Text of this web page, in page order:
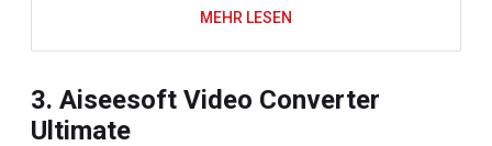
MEHR LESEN
3. Aiseesoft Video Converter
Ultimate